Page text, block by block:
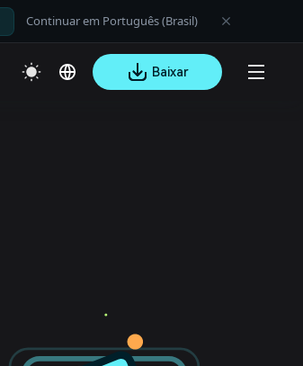
Continuar em Português (Brasil)
Baixar